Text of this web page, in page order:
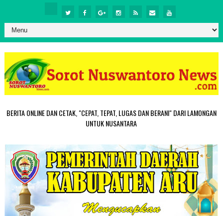
BERITA ONLINE DAN CETAK, "CEPAT, TEPAT, LUGAS DAN BERANI" DARI LAMONGAN
UNTUK NUSANTARA